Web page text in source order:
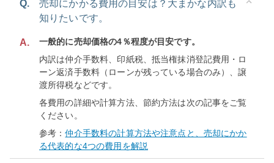
Q.
売却にかかる費用の目安は？大まかな内訳も
知りたいです。
A.
一般的に売却価格の4％程度が目安です。
内訳は仲介手数料、印紙税、抵当権抹消登記費用・ロ
ーン返済手数料（ローンが残っている場合のみ）、譲
渡所得税などです。
各費用の詳細や計算方法、節約方法は次の記事をご覧
ください。
参考：仲介手数料の計算方法や注意点と、売却にかか
る代表的な4つの費用を解説